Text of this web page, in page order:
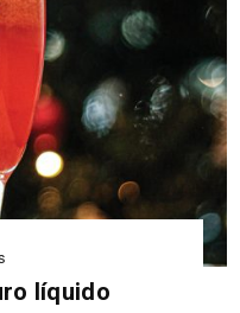
líquido